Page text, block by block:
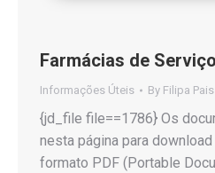
Farmácias de Serviço
Informações Úteis By Filipa Pais
{jd_file file==1786} Os
nesta página para
formato PDF (Portable